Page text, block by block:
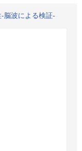
脳波による検証-